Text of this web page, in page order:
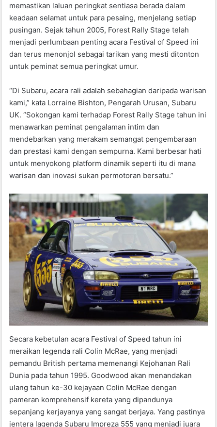
memastikan laluan peringkat sentiasa berada dalam
keadaan selamat untuk para pesaing, menjelang setiap
pusingan. Sejak tahun 2005, Forest Rally Stage telah
menjadi perlumbaan penting acara Festival of Speed ini
dan terus menonjol sebagai tarikan yang mesti ditonton
untuk peminat semua peringkat umur.
“Di Subaru, acara rali adalah sebahagian daripada warisan
kami,” kata Lorraine Bishton, Pengarah Urusan, Subaru
UK. “Sokongan kami terhadap Forest Rally Stage tahun ini
menawarkan peminat pengalaman intim dan
mendebarkan yang merakam semangat pengembaraan
dan prestasi kami dengan sempurna. Kami berbesar hati
untuk menyokong platform dinamik seperti itu di mana
warisan dan inovasi sukan permotoran bersatu.”
Secara kebetulan acara Festival of Speed ​​tahun ini
meraikan legenda rali Colin McRae, yang menjadi
pemandu British pertama memenangi Kejohanan Rali
Dunia pada tahun 1995. Goodwood akan menandakan
ulang tahun ke-30 kejayaan Colin McRae dengan
pameran komprehensif kereta yang dipandunya
sepanjang kerjayanya yang sangat berjaya. Yang pastinya
jentera lagenda Subaru Impreza 555 yang menjadi juara